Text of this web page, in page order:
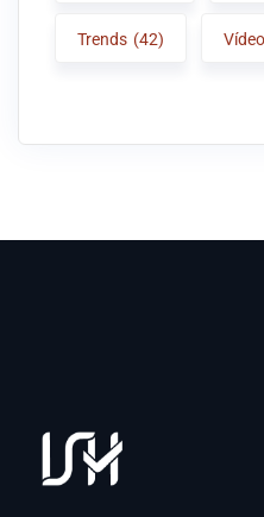
Trends (42)